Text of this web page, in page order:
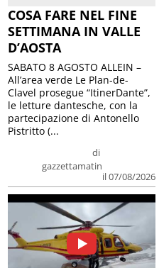
COSA FARE NEL FINE
SETTIMANA IN VALLE
D’AOSTA
di
gazzettamatin
il 07/08/2026
SABATO 8 AGOSTO ALLEIN –
All’area verde Le Plan-de-
Clavel prosegue “ItinerDante”,
le letture dantesche, con la
partecipazione di Antonello
Pistritto (...